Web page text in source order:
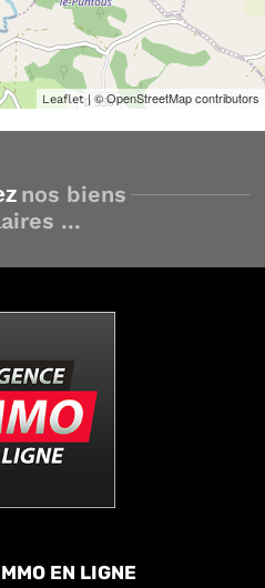
Leaflet| © OpenStreetMap contributors
nos biens
...
EN LIGNE